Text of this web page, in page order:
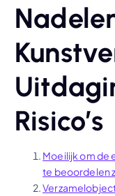
Risico’s
Moeilijk om de
te beoordelen